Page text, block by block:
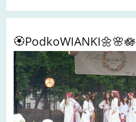
🏵️PodkoWIANKI🌼🌸🪷